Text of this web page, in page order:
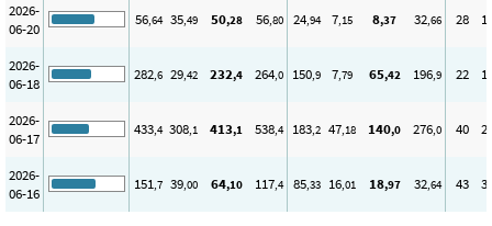
2026-
06-20
56,64 35,49 50,28 56,80 24,94 7,15 8,37 32,66 28
2026-
06-18
282,6 29,42 232,4 264,0 150,9 7,79 65,42 196,9 22
2026-
06-17
433,4 308,1 413,1 538,4 183,2 47,18 140,0 276,0 40
2026-
06-16
151,7 39,00 64,10 117,4 85,33 16,01 18,97 32,64 43